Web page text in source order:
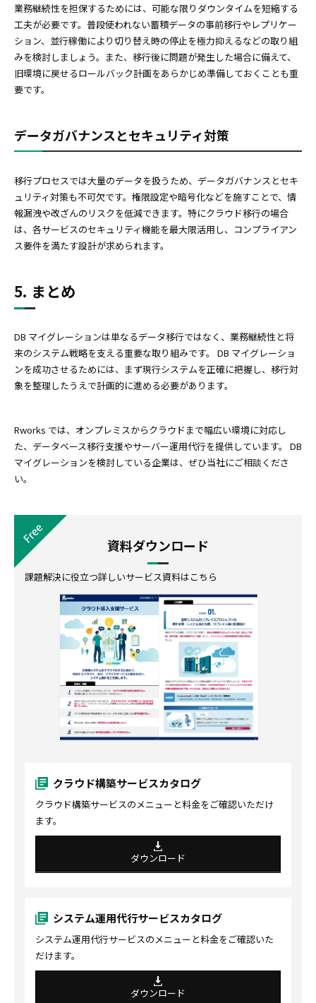
業務継続性を担保するためには、可能な限りダウンタイムを短縮する
工夫が必要です。普段使われない蓄積データの事前移行やレプリケー
ション、並行稼働により切り替え時の停止を極力抑えるなどの取り組
みを検討しましょう。また、移行後に問題が発生した場合に備えて、
旧環境に戻せるロールバック計画をあらかじめ準備しておくことも重
要です。
データガバナンスとセキュリティ対策
移行プロセスでは大量のデータを扱うため、データガバナンスとセキ
ュリティ対策も不可欠です。権限設定や暗号化などを施すことで、情
報漏洩や改ざんのリスクを低減できます。特にクラウド移行の場合
は、各サービスのセキュリティ機能を最大限活用し、コンプライアン
ス要件を満たす設計が求められます。
5. まとめ
DB マイグレーションは単なるデータ移行ではなく、業務継続性と将
来のシステム戦略を支える重要な取り組みです。 DB マイグレーショ
ンを成功させるためには、まず現行システムを正確に把握し、移行対
象を整理したうえで計画的に進める必要があります。
Rworks では、オンプレミスからクラウドまで幅広い環境に対応し
た、データベース移行支援やサーバー運用代行を提供しています。 DB
マイグレーションを検討している企業は、ぜひ当社にご相談くださ
い。
資料ダウンロード
課題解決に役立つ詳しいサービス資料はこちら
クラウド構築サービスカタログ
クラウド構築サービスのメニューと料金をご確認いただけ
ます。
ダウンロード
システム運用代行サービスカタログ
システム運用代行サービスのメニューと料金をご確認いた
だけます。
ダウンロード